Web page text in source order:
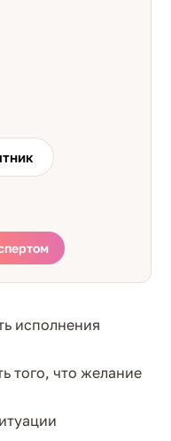
исполнения
того, что желание